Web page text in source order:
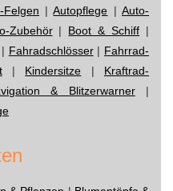
|Autopflege | Auto-
Zubehör| Boot & Schiff |
| Fahradschlösser| Fahrrad-
| Kindersitze | Kraftrad-
& Blitzerwarner|